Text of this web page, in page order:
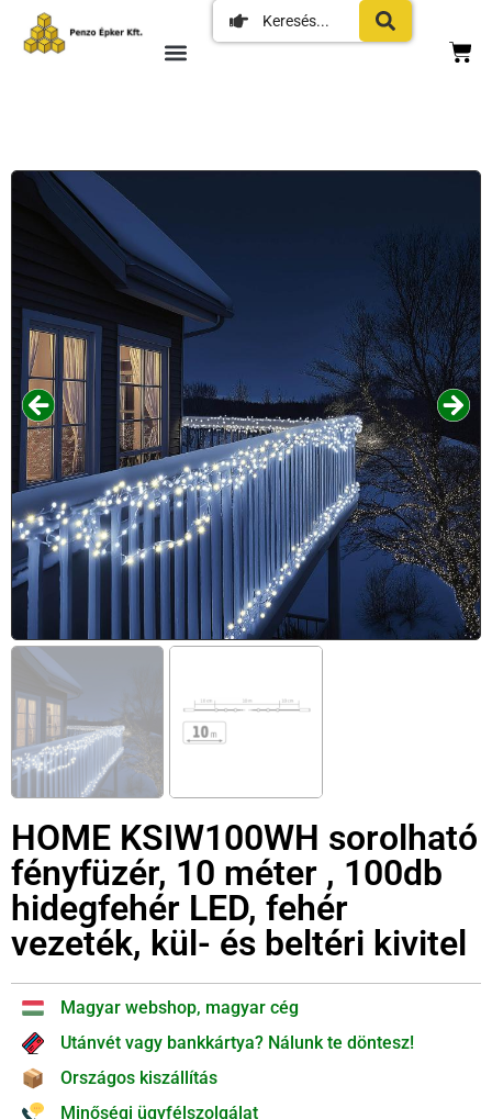
HOME KSIW100WH sorolható
fényfüzér, 10 méter , 100db
hidegfehér LED, fehér
vezeték, kül- és beltéri kivitel
Magyar webshop, magyar cég
Utánvét vagy bankkártya? Nálunk te döntesz!
Országos kiszállítás
Minőségi ügyfélszolgálat